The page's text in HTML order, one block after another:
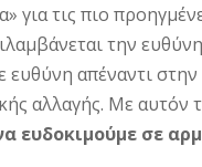
για τις πιο
την
ευθύνη απέναντι
αλλαγής. Με
ευδοκιμούμε σε